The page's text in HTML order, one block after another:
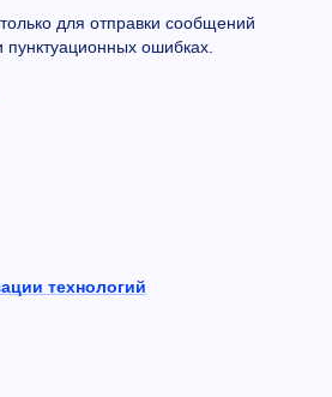
для отправки сообщений
ошибках.
технологий